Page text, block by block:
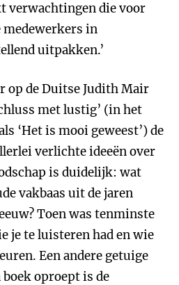
verwachtingen die voor
medewerkers in
uitpakken.’
op de Duitse Judith Mair
met lustig’ (in het
‘Het is mooi geweest’) de
verlichte ideeën over
is duidelijk: wat
vakbaas uit de jaren
Toen was tenminste
je te luisteren had en wie
Een andere getuige
oproept is de